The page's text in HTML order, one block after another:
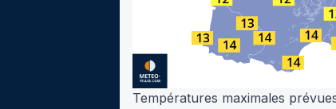
Températures maximales